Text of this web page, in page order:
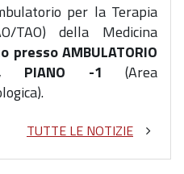
per la Terapia
TAO) della Medicina
presso AMBULATORIO
PIANO -1 (Area
TUTTE LE NOTIZIE